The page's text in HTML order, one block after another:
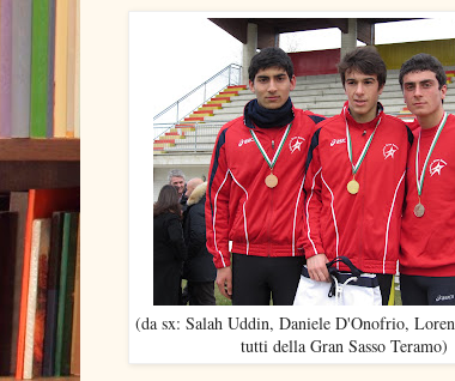
(da sx: Salah Uddin, Daniele D'Onofrio,
tutti della Gran Sasso Teramo)